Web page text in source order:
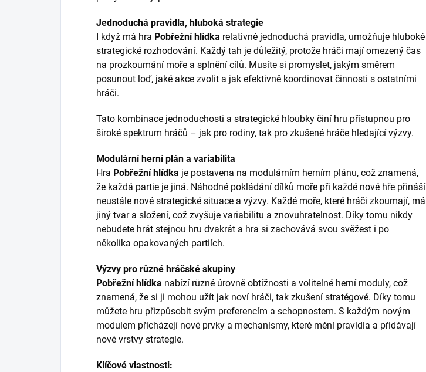
Jednoduchá pravidla, hluboká strategie
I když má hra Pobřežní hlídka relativně jednoduchá pravidla, umožňuje hluboké
strategické rozhodování. Každý tah je důležitý, protože hráči mají omezený čas
na prozkoumání moře a splnění cílů. Musíte si promyslet, jakým směrem
posunout loď, jaké akce zvolit a jak efektivně koordinovat činnosti s ostatními
hráči.
Tato kombinace jednoduchosti a strategické hloubky činí hru přístupnou pro
široké spektrum hráčů – jak pro rodiny, tak pro zkušené hráče hledající výzvy.
Modulární herní plán a variabilita
Hra Pobřežní hlídka je postavena na modulárním herním plánu, což znamená,
že každá partie je jiná. Náhodné pokládání dílků moře při každé nové hře přináší
neustále nové strategické situace a výzvy. Každé moře, které hráči zkoumají, má
jiný tvar a složení, což zvyšuje variabilitu a znovuhratelnost. Díky tomu nikdy
nebudete hrát stejnou hru dvakrát a hra si zachovává svou svěžest i po
několika opakovaných partiích.
Výzvy pro různé hráčské skupiny
Pobřežní hlídka nabízí různé úrovně obtížnosti a volitelné herní moduly, což
znamená, že si ji mohou užít jak noví hráči, tak zkušení stratégové. Díky tomu
můžete hru přizpůsobit svým preferencím a schopnostem. S každým novým
modulem přicházejí nové prvky a mechanismy, které mění pravidla a přidávají
nové vrstvy strategie.
Klíčové vlastnosti: